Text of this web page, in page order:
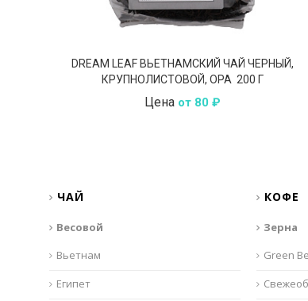
DREAM LEAF ВЬЕТНАМСКИЙ ЧАЙ ЧЕРНЫЙ,
КРУПНОЛИСТОВОЙ, OPA 200 Г
Цена от 80 ₽
ЧАЙ
Весовой
Вьетнам
Египет
КОФЕ
Зерна
Green